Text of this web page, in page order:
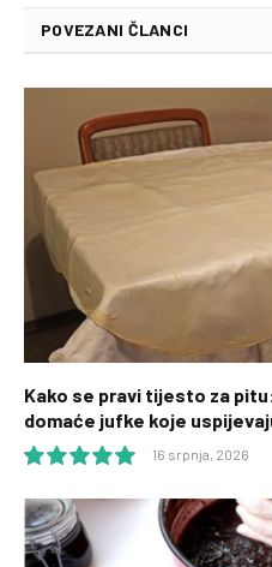
POVEZANI ČLANCI
Kako se pravi tijesto za
domaće jufke koje
10.0
16 srpnja, 2026